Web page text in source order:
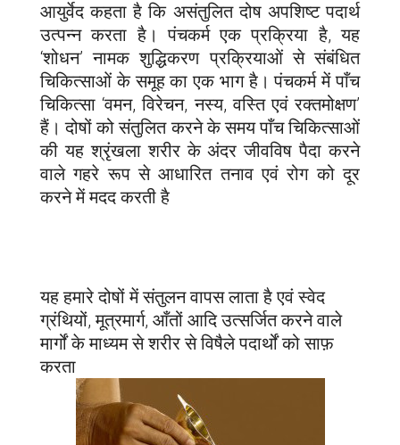
आयुर्वेद कहता है कि असंतुलित दोष अपशिष्ट पदार्थ
उत्पन्न करता है। पंचकर्म एक प्रक्रिया है, यह
‘शोधन’ नामक शुद्धिकरण प्रक्रियाओं से संबंधित
चिकित्साओं के समूह का एक भाग है। पंचकर्म में पाँच
चिकित्सा ‘वमन, विरेचन, नस्य, वस्ति एवं रक्तमोक्षण’
हैं। दोषों को संतुलित करने के समय पाँच चिकित्साओं
की यह श्रृंखला शरीर के अंदर जीवविष पैदा करने
वाले गहरे रूप से आधारित तनाव एवं रोग को दूर
करने में मदद करती है
यह हमारे दोषों में संतुलन वापस लाता है एवं स्वेद
ग्रंथियों, मूत्रमार्ग, आँतों आदि उत्सर्जित करने वाले
मार्गों के माध्यम से शरीर से विषैले पदार्थों को साफ़
करता